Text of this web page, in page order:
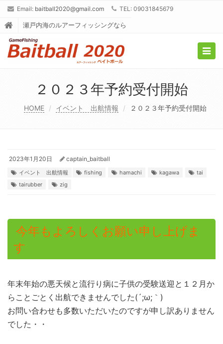
Email: baitball2020@gmail.com TEL: 09031845679
瀬戸内海のルアーフィッシングなら
２０２３年予約受付開始
HOME イベント 出航情報 ２０２３年予約受付開始
2023年1月20日 captain_baitball
イベント 出航情報 fishing hamachi kagawa
tai
tairubber
zig
今年もよろしくお願い申し上げま
す
年末年始の悪天候と流行り病に子供の受験送迎と１２月か
らことごとく出航できませんでした(´;ω;｀)
お問い合わせも多数いただいたのですが申し訳ありません
でした・・